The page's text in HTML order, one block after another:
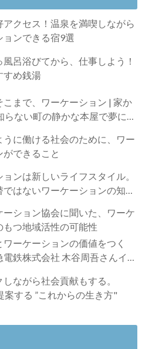
アクセス！温泉を満喫しながら
ョンできる宿9選
呂浴びてから、仕事しよう！
すめ銭湯
こまで、ワーケーション | 家か
らない町の静かな本屋で夢に近
うに働ける社会のために、ワー
できること
ョンは新しいライフスタイル。
はないワーケーションの知ら
ーション協会に聞いた、ワーケ
もつ地域活性の可能性
ーケーションの価値をつく
電鉄株式会社 木谷周吾さんイン
ながら社会貢献もする。
案する ”これからの生き方"